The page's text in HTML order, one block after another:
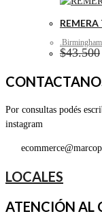
$43.500
Por consultas podés
instagram
LOCALES
ATENCIÓN AL